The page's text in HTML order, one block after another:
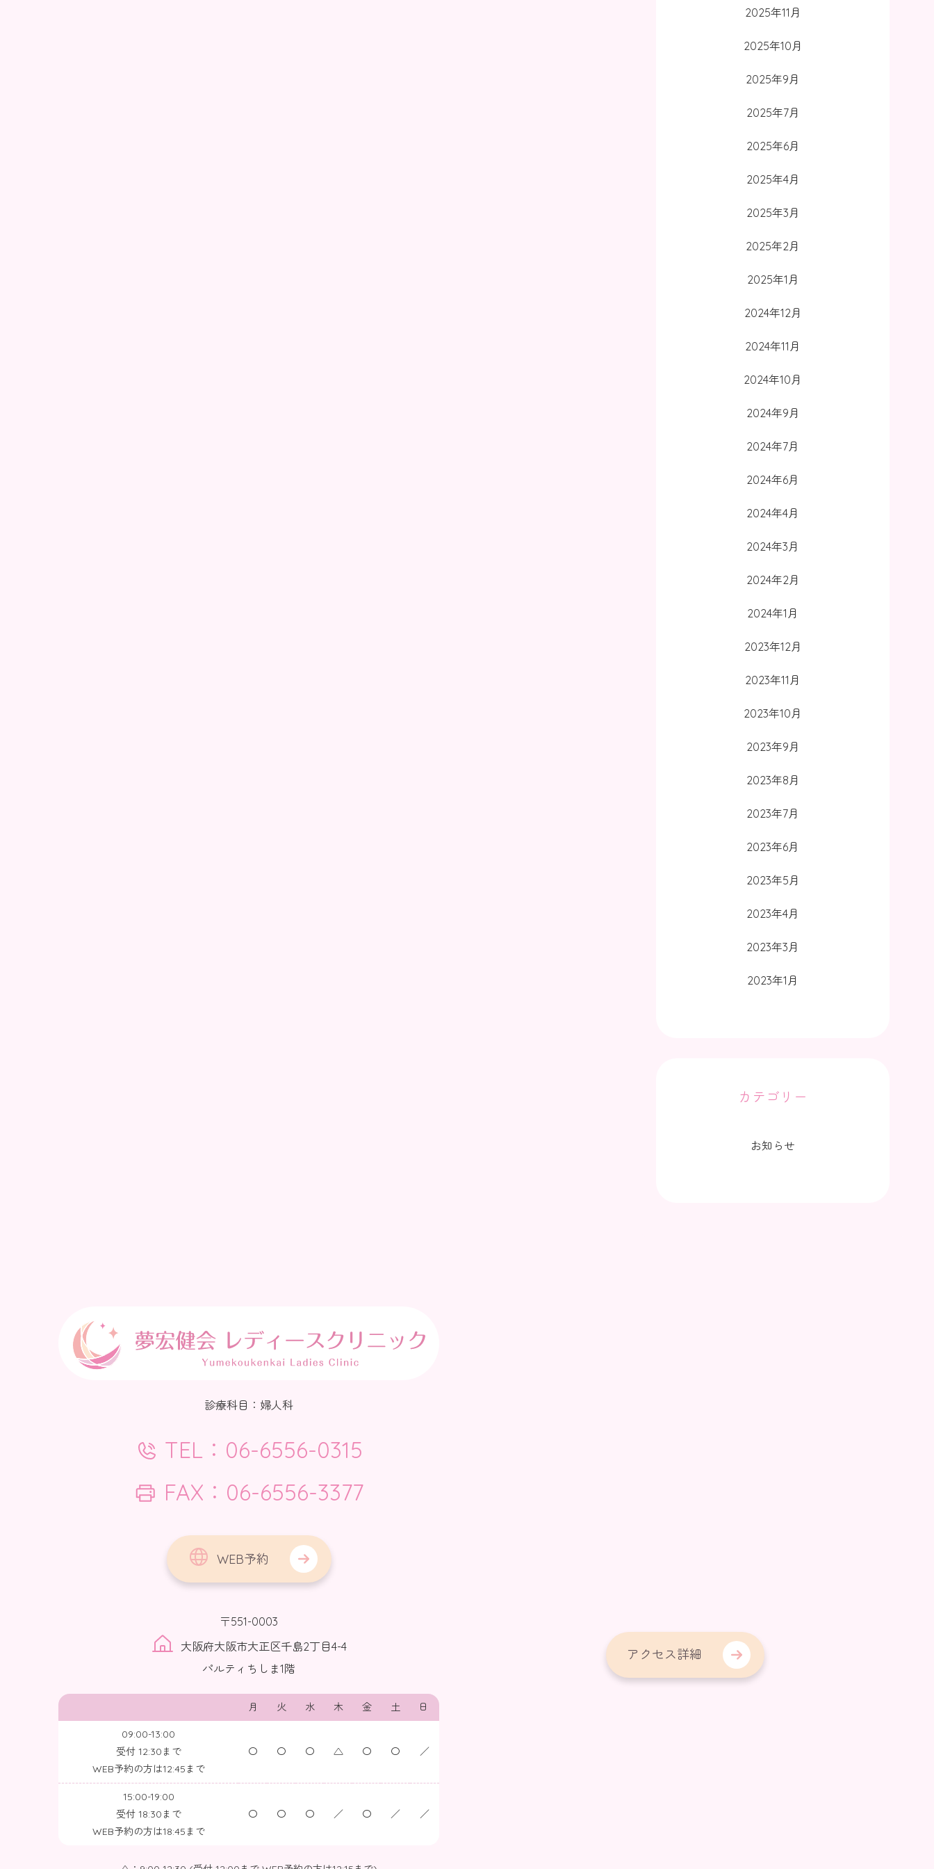
2025年11月
2025年10月
2025年9月
2025年7月
2025年6月
2025年4月
2025年3月
2025年2月
2025年1月
2024年12月
2024年11月
2024年10月
2024年9月
2024年7月
2024年6月
2024年4月
2024年3月
2024年2月
2024年1月
2023年12月
2023年11月
2023年10月
2023年9月
2023年8月
2023年7月
2023年6月
2023年5月
2023年4月
2023年3月
2023年1月
カテゴリー
お知らせ
アクセス詳細
診療科目：婦人科
TEL：06-6556-0315
FAX：06-6556-3377
WEB予約
〒551-0003
大阪府大阪市大正区千島2丁目4-4
パルティちしま1階
月 火 水 木 金 土 日
09:00-13:00
受付 12:30まで
WEB予約の方は12:45まで
〇 〇 〇 △ 〇 〇 ／
15:00-19:00
受付 18:30まで
WEB予約の方は18:45まで
〇 〇 〇 ／ 〇 ／ ／